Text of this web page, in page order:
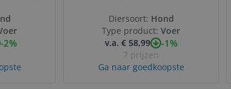
-2%
Diersoort: Hond
Type product: Voer
v.a. € 58,99
-1%
7 prijzen
Ga naar goedkoopste